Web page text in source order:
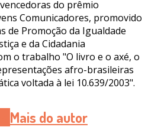
do prêmio
Comunicadores, promovido
de Promoção da Igualdade
e da Cidadania
o trabalho "O livro e o axé, o
afro-brasileiras
voltada à lei 10.639/2003".
Mais do autor